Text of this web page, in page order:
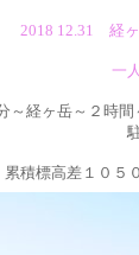
2018 12.31 経
一
～経ヶ岳～２時間
積標高差１０